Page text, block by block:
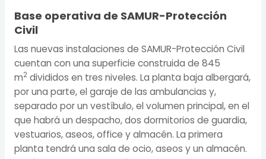
Base operativa de SAMUR-Protección
Civil
Las nuevas instalaciones de SAMUR-Protección Civil
cuentan con una superficie construida de 845
m2divididos en tres niveles. La planta baja albergará,
por una parte, el garaje de las ambulancias y,
separado por un vestíbulo, el volumen principal, en el
que habrá un despacho, dos dormitorios de guardia,
vestuarios, aseos, office y almacén. La primera
planta tendrá una sala de ocio, aseos y un almacén.